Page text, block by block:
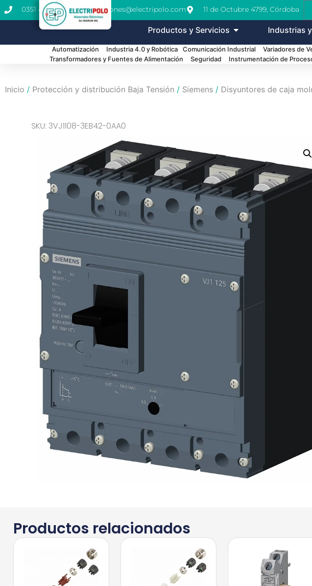
0351 462-1771 cotizaciones@electripolo.com 11 de Octubre 4799, Córdoba
Productos y Servicios Industrias
Automatización Industria 4.0 y Robótica Comunicación Industrial Variadores de
Transformadores y Fuentes de Alimentación
Seguridad Instrumentación de
Inicio / Protección y distribución Baja Tensión / Siemens/ Disyuntores de caja
SKU: 3VJ1108-3EB42-0AA0
Productos relacionados